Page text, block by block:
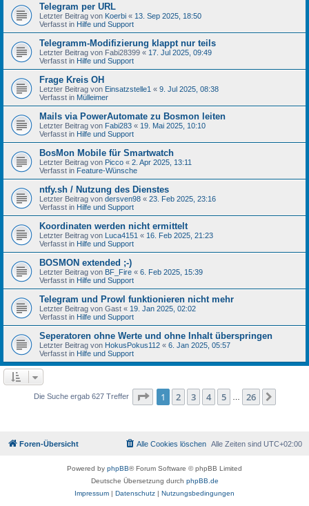
Telegram per URL
Letzter Beitrag von Koerbi « 13. Sep 2025, 18:50
Verfasst in Hilfe und Support
Telegramm-Modifizierung klappt nur teils
Letzter Beitrag von Fabi28399 « 17. Jul 2025, 09:49
Verfasst in Hilfe und Support
Frage Kreis OH
Letzter Beitrag von Einsatzstelle1 « 9. Jul 2025, 08:38
Verfasst in Mülleimer
Mails via PowerAutomate zu Bosmon leiten
Letzter Beitrag von Fabi283 « 19. Mai 2025, 10:10
Verfasst in Hilfe und Support
BosMon Mobile für Smartwatch
Letzter Beitrag von Picco « 2. Apr 2025, 13:11
Verfasst in Feature-Wünsche
ntfy.sh / Nutzung des Dienstes
Letzter Beitrag von dersven98 « 23. Feb 2025, 23:16
Verfasst in Hilfe und Support
Koordinaten werden nicht ermittelt
Letzter Beitrag von Luca4151 « 16. Feb 2025, 21:23
Verfasst in Hilfe und Support
BOSMON extended ;-)
Letzter Beitrag von BF_Fire « 6. Feb 2025, 15:39
Verfasst in Hilfe und Support
Telegram und Prowl funktionieren nicht mehr
Letzter Beitrag von Gast « 19. Jan 2025, 02:02
Verfasst in Hilfe und Support
Seperatoren ohne Werte und ohne Inhalt überspringen
Letzter Beitrag von HokusPokus112 « 6. Jan 2025, 05:57
Verfasst in Hilfe und Support
Die Suche ergab 627 Treffer Seite 1von 26
1 2 3 4 5 26
Foren-Übersicht Alle Zeiten sind UTC+02:00
Alle Cookies löschen
Powered by phpBB® Forum Software © phpBB Limited
Deutsche Übersetzung durch phpBB.de
Impressum | Datenschutz | Nutzungsbedingungen